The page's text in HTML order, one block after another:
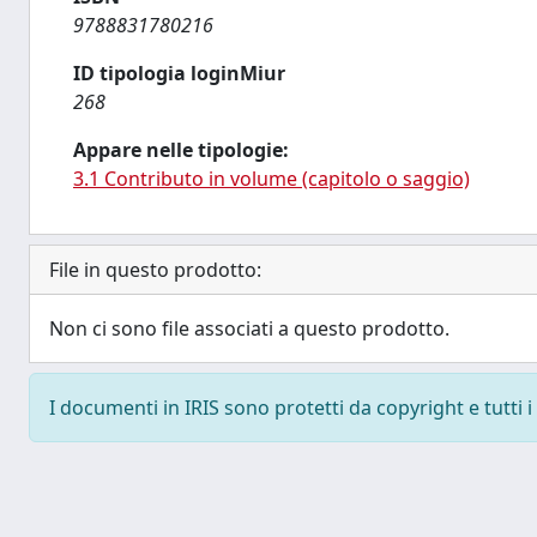
9788831780216
ID tipologia loginMiur
268
Appare nelle tipologie:
3.1 Contributo in volume (capitolo o saggio)
File in questo prodotto:
Non ci sono file associati a questo prodotto.
I documenti in IRIS sono protetti da copyright e tutti